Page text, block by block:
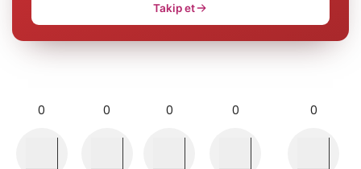
Takip et
0 0 0 0 0